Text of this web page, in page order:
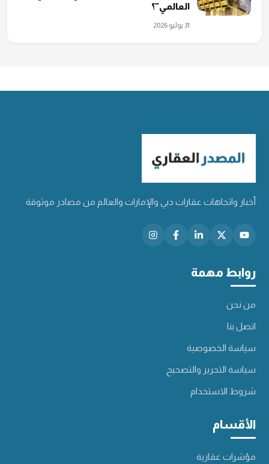
العالمي"؟
31 يوليو 2026
أخبار واتجاهات عقارات دبي والإمارات والعالم من مصادر موثوقة
روابط مهمة
من نحن
اتصل بنا
سياسة الخصوصية
سياسة التحرير والتصحيح
شروط الاستخدام
الأقسام
مؤشرات عقارية